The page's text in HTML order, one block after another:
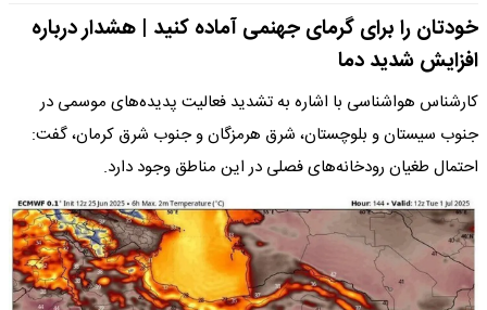
خودتان را برای گرمای جهنمی آماده کنید | هشدار درباره
افزایش شدید دما
کارشناس هواشناسی با اشاره به تشدید فعالیت پدیده‌های موسمی در
جنوب سیستان‌ و بلوچستان، شرق هرمزگان و جنوب شرق کرمان، گفت:
احتمال طغیان رودخانه‌های فصلی در این مناطق وجود دارد.